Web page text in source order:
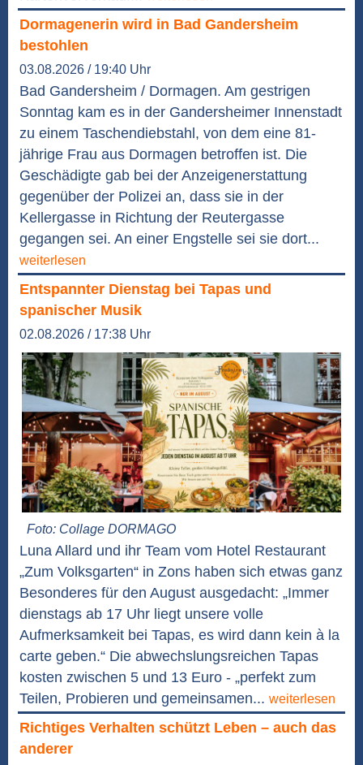
Dormagenerin wird in Bad Gandersheim
bestohlen
03.08.2026 / 19:40 Uhr
Bad Gandersheim / Dormagen. Am gestrigen
Sonntag kam es in der Gandersheimer Innenstadt
zu einem Taschendiebstahl, von dem eine 81-
jährige Frau aus Dormagen betroffen ist. Die
Geschädigte gab bei der Anzeigenerstattung
gegenüber der Polizei an, dass sie in der
Kellergasse in Richtung der Reutergasse
gegangen sei. An einer Engstelle sei sie dort...
weiterlesen
Entspannter Dienstag bei Tapas und
spanischer Musik
02.08.2026 / 17:38 Uhr
Foto: Collage DORMAGO
Luna Allard und ihr Team vom Hotel Restaurant
„Zum Volksgarten“ in Zons haben sich etwas ganz
Besonderes für den August ausgedacht: „Immer
dienstags ab 17 Uhr liegt unsere volle
Aufmerksamkeit bei Tapas, es wird dann kein à la
carte geben.“ Die abwechslungsreichen Tapas
kosten zwischen 5 und 13 Euro - „perfekt zum
Teilen, Probieren und gemeinsamen... weiterlesen
Richtiges Verhalten schützt Leben – auch das
anderer